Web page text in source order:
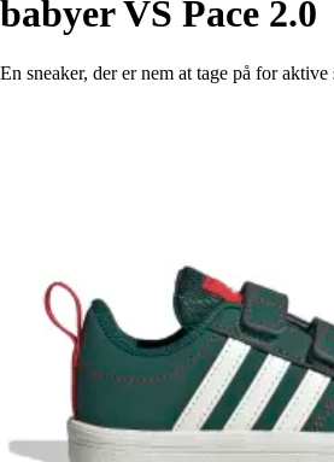
babyer VS Pace 2.0
En sneaker, der er nem at tage på for aktive